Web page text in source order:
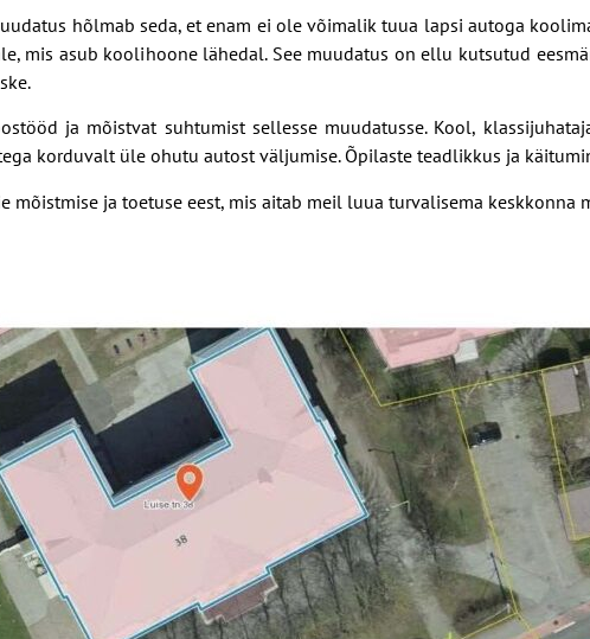
hõlmab seda, et enam ei ole võimalik tuua lapsi autoga
mis asub koolihoone lähedal. See muudatus on ellu kutsutud
ja mõistvat suhtumist sellesse muudatusse. Kool,
korduvalt üle ohutu autost väljumise. Õpilaste teadlikkus ja
mõistmise ja toetuse eest, mis aitab meil luua turvalisema keskkonna